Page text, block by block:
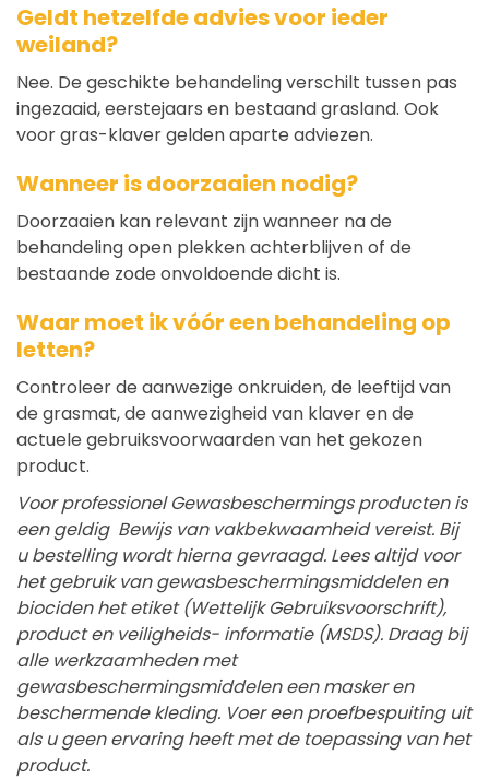
Geldt hetzelfde advies voor ieder
weiland?
Nee. De geschikte behandeling verschilt tussen pas
ingezaaid, eerstejaars en bestaand grasland. Ook
voor gras-klaver gelden aparte adviezen.
Wanneer is doorzaaien nodig?
Doorzaaien kan relevant zijn wanneer na de
behandeling open plekken achterblijven of de
bestaande zode onvoldoende dicht is.
Waar moet ik vóór een behandeling op
letten?
Controleer de aanwezige onkruiden, de leeftijd van
de grasmat, de aanwezigheid van klaver en de
actuele gebruiksvoorwaarden van het gekozen
product.
Voor professionel Gewasbeschermings producten is
een geldig Bewijs van vakbekwaamheid vereist. Bij
u bestelling wordt hierna gevraagd. Lees altijd voor
het gebruik van gewasbeschermingsmiddelen en
biociden het etiket (Wettelijk Gebruiksvoorschrift),
product en veiligheids- informatie (MSDS). Draag bij
alle werkzaamheden met
gewasbeschermingsmiddelen een masker en
beschermende kleding. Voer een proefbespuiting uit
als u geen ervaring heeft met de toepassing van het
product.